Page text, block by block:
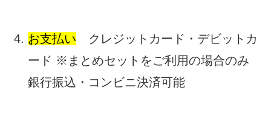
お支払い クレジットカード・デビットカ
ード ※まとめセットをご利用の場合のみ
銀行振込・コンビニ決済可能